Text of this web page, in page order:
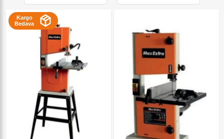
Kargo
Bedava